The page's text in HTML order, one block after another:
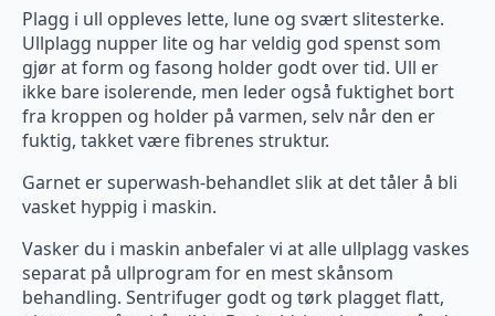
Plagg i ull oppleves lette, lune og svært slitesterke.
Ullplagg nupper lite og har veldig god spenst som
gjør at form og fasong holder godt over tid. Ull er
ikke bare isolerende, men leder også fuktighet bort
fra kroppen og holder på varmen, selv når den er
fuktig, takket være fibrenes struktur.
Garnet er superwash-behandlet slik at det tåler å bli
vasket hyppig i maskin.
Vasker du i maskin anbefaler vi at alle ullplagg vaskes
separat på ullprogram for en mest skånsom
behandling. Sentrifuger godt og tørk plagget flatt,